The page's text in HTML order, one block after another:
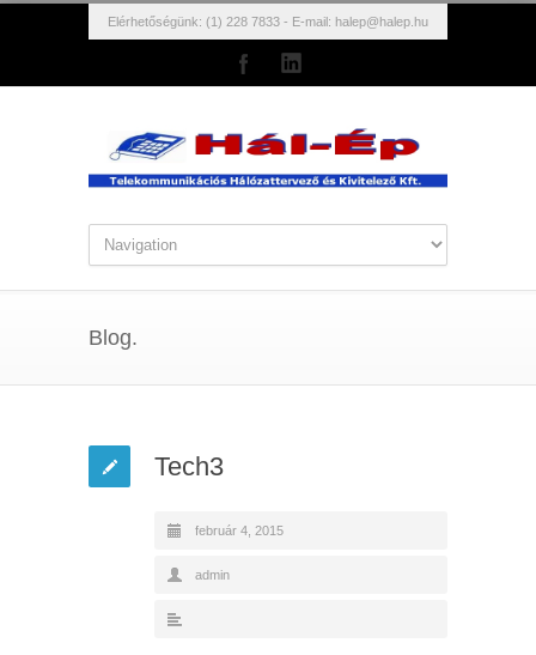
Elérhetőségünk: (1) 228 7833 - E-mail: halep@halep.hu
Blog.
Tech3
február 4, 2015
admin